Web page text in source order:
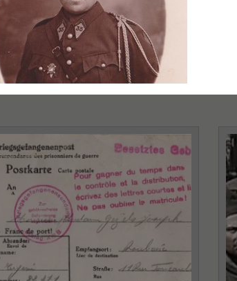
de jeunesse ( généralités )